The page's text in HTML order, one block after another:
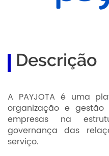
Descrição
A PAYJOTA é uma
organização e
empresas na
governança das
serviço.